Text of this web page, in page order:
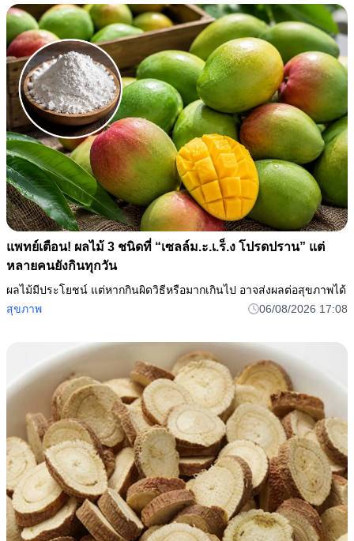
แพทย์เตือน! ผลไม้ 3 ชนิดที่ “เซลล์ม.ะ.เ.ร็.ง โปรดปราน” แต่
หลายคนยังกินทุกวัน
ผลไม้มีประโยชน์ แต่หากกินผิดวิธีหรือมากเกินไป อาจส่งผลต่อสุขภาพได้
สุขภาพ
06/08/2026 17:08